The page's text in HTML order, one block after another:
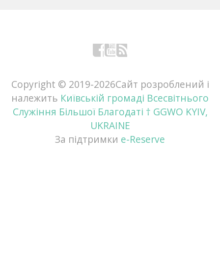
Facebook
YouTube
Copyright © 2019-2026Сайт розроблений і
належить Київській громаді Всесвітнього
Служіння Більшої Благодаті † GGWO KYIV,
UKRAINE
За підтримки e-Reserve